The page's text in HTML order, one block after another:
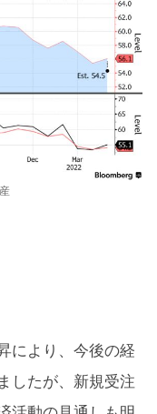
により、今後の経
したが、新規受注